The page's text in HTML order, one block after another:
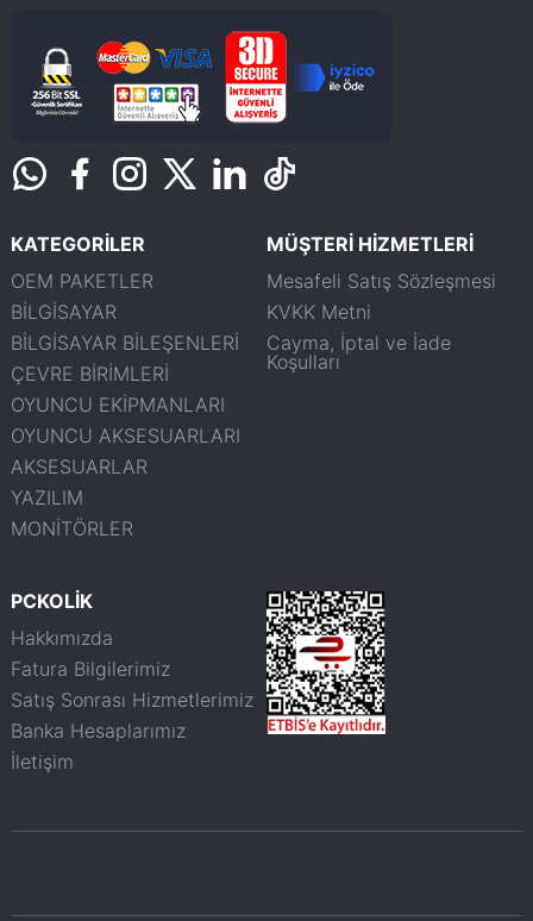
KATEGORİLER
OEM PAKETLER
BİLGİSAYAR
BİLGİSAYAR BİLEŞENLERİ
ÇEVRE BİRİMLERİ
OYUNCU EKİPMANLARI
OYUNCU AKSESUARLARI
AKSESUARLAR
YAZILIM
MONİTÖRLER
MÜŞTERİ HİZMETLERİ
Mesafeli Satış Sözleşmesi
KVKK Metni
Cayma, İptal ve İade
Koşulları
PCKOLİK
Hakkımızda
Fatura Bilgilerimiz
Satış Sonrası Hizmetlerimiz
Banka Hesaplarımız
İletişim